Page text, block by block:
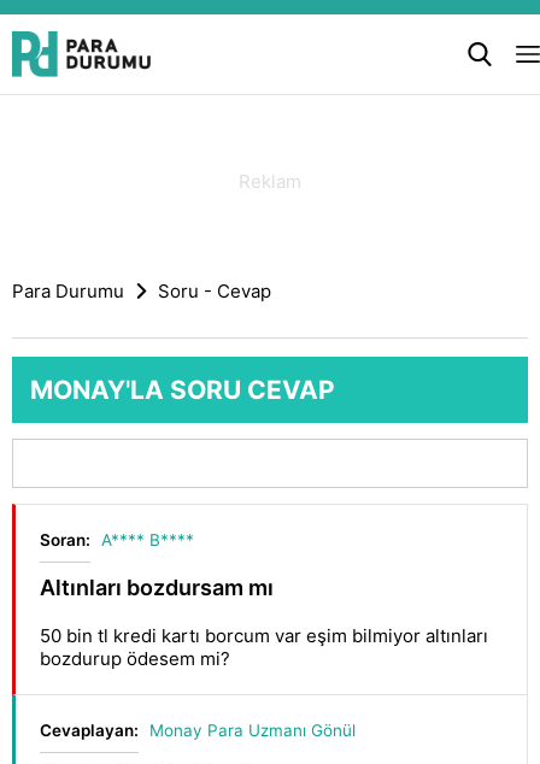
Para Durumu Soru - Cevap
MONAY'LA SORU CEVAP
Soran: A**** B****
Altınları bozdursam mı
50 bin tl kredi kartı borcum var eşim bilmiyor altınları
bozdurup ödesem mi?
Cevaplayan: Monay Para Uzmanı Gönül